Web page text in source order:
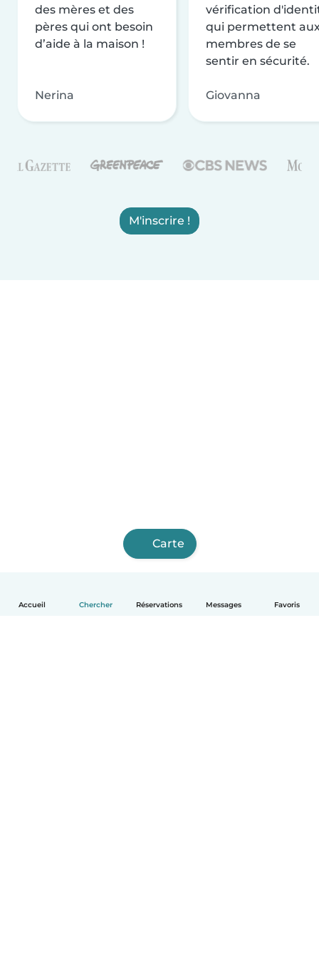
Accueil Chercher Réservations Messages Favoris
des mères et des
pères qui ont besoin
d’aide à la maison !
Nerina
vérification
qui permettent
membres de se
sentir en sécurité.
Giovanna
M'inscrire !
Carte